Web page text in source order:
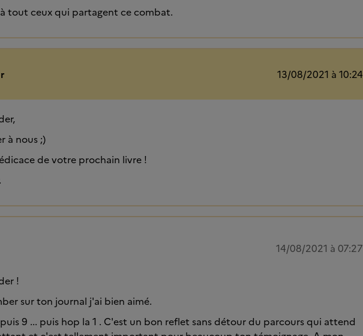
tout ceux qui partagent ce combat.
13/08/2021 à 10:24
à nous ;)
de votre prochain livre !
14/08/2021 à 07:27
!
sur ton journal j'ai bien aimé.
9 ... puis hop la 1 . C'est un bon reflet sans détour du parcours qui attend